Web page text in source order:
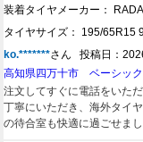
装着タイヤメーカー：
タイヤサイズ： 195/65R15
ko.*******さん 投稿日：
高知県四万十市 ベーシック
注文してすぐに電話をいた
丁寧にいただき、海外タイ
の待合室も快適に過ごせまし